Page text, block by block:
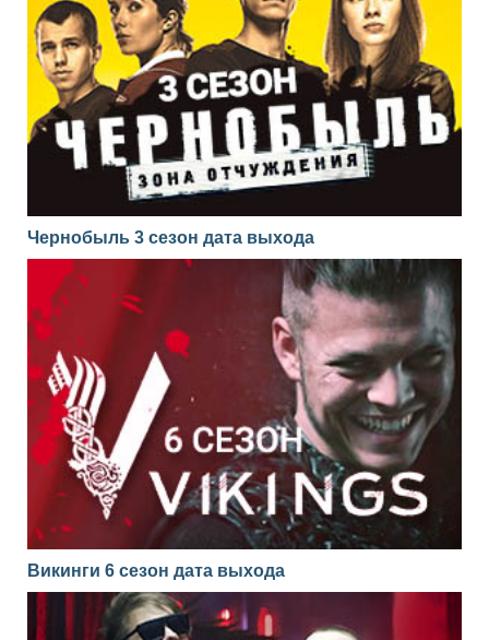
Чернобыль 3 сезон дата выхода
Викинги 6 сезон дата выхода